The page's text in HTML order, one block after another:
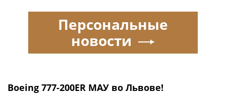
Boeing 777-200ER МАУ во Львове!
Персональные
новости